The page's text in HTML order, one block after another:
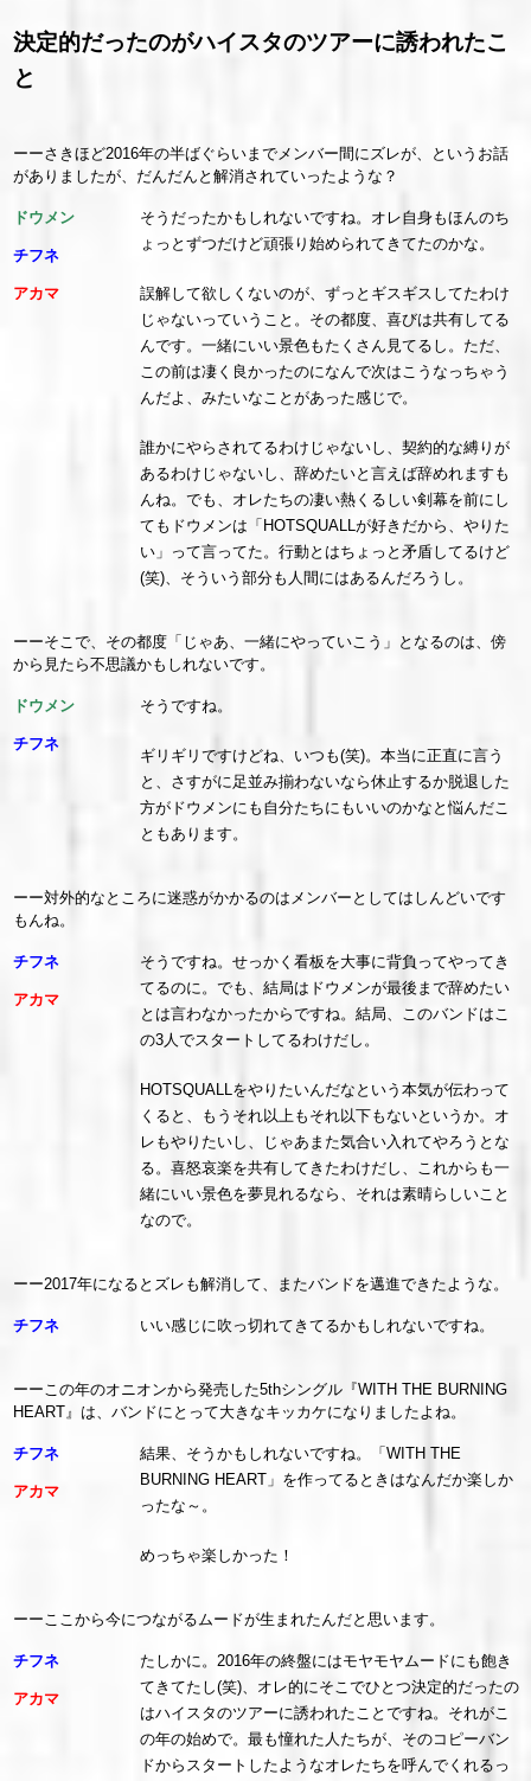
決定的だったのがハイスタのツアーに誘われたこ
と
ーーさきほど2016年の半ばぐらいまでメンバー間にズレが、というお話
がありましたが、だんだんと解消されていったような？
ドウメン
そうだったかもしれないですね。オレ自身もほんのち
ょっとずつだけど頑張り始められてきてたのかな。
チフネ
誤解して欲しくないのが、ずっとギスギスしてたわけ
じゃないっていうこと。その都度、喜びは共有してる
んです。一緒にいい景色もたくさん見てるし。ただ、
この前は凄く良かったのになんで次はこうなっちゃう
んだよ、みたいなことがあった感じで。
アカマ
誰かにやらされてるわけじゃないし、契約的な縛りが
あるわけじゃないし、辞めたいと言えば辞めれますも
んね。でも、オレたちの凄い熱くるしい剣幕を前にし
てもドウメンは「HOTSQUALLが好きだから、やりた
い」って言ってた。行動とはちょっと矛盾してるけど
(笑)、そういう部分も人間にはあるんだろうし。
ーーそこで、その都度「じゃあ、一緒にやっていこう」となるのは、傍
から見たら不思議かもしれないです。
ドウメン そうですね。
チフネ
ギリギリですけどね、いつも(笑)。本当に正直に言う
と、さすがに足並み揃わないなら休止するか脱退した
方がドウメンにも自分たちにもいいのかなと悩んだこ
ともあります。
ーー対外的なところに迷惑がかかるのはメンバーとしてはしんどいです
もんね。
チフネ
そうですね。せっかく看板を大事に背負ってやってき
てるのに。でも、結局はドウメンが最後まで辞めたい
とは言わなかったからですね。結局、このバンドはこ
の3人でスタートしてるわけだし。
アカマ
HOTSQUALLをやりたいんだなという本気が伝わって
くると、もうそれ以上もそれ以下もないというか。オ
レもやりたいし、じゃあまた気合い入れてやろうとな
る。喜怒哀楽を共有してきたわけだし、これからも一
緒にいい景色を夢見れるなら、それは素晴らしいこと
なので。
ーー2017年になるとズレも解消して、またバンドを邁進できたような。
チフネ いい感じに吹っ切れてきてるかもしれないですね。
ーーこの年のオニオンから発売した5thシングル『WITH THE BURNING
HEART』は、バンドにとって大きなキッカケになりましたよね。
チフネ
結果、そうかもしれないですね。「WITH THE
BURNING HEART」を作ってるときはなんだか楽しか
ったな～。
アカマ
めっちゃ楽しかった！
ーーここから今につながるムードが生まれたんだと思います。
チフネ
たしかに。2016年の終盤にはモヤモヤムードにも飽き
てきてたし(笑)、オレ的にそこでひとつ決定的だったの
はハイスタのツアーに誘われたことですね。それがこ
の年の始めで。最も憧れた人たちが、そのコピーバン
ドからスタートしたようなオレたちを呼んでくれるっ
アカマ